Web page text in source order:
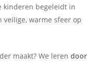
kinderen begeleidt in
veilige, warme sfeer op
maakt? We leren door